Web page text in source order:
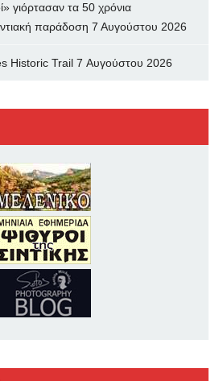
γιόρτασαν τα 50 χρόνια
παράδοση 7 Αυγούστου 2026
Historic Trail 7 Αυγούστου 2026